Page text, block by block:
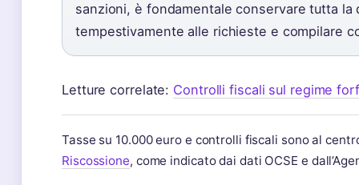
sanzioni, è fondamentale conservare tutta
tempestivamente alle richieste e compilare
Letture correlate: Controlli fiscali sul regime
Tasse su 10.000 euro e controlli fiscali sono al
Riscossione, come indicato dai dati OCSE e